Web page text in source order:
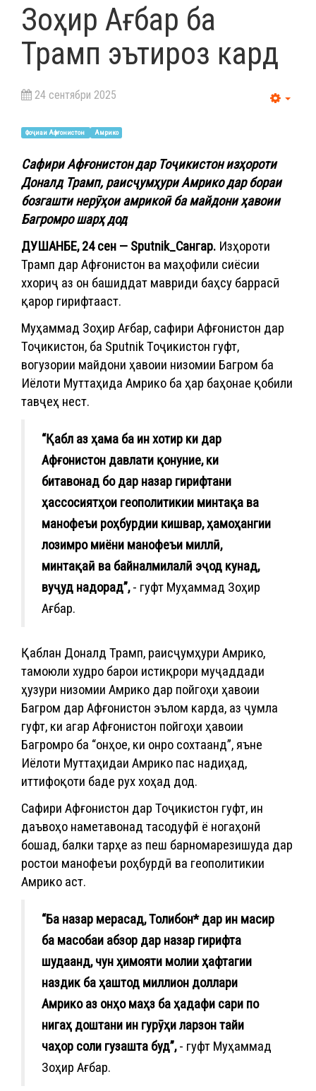
Зоҳир Ағбар ба
Трамп эътироз кард
24 сентябри 2025
Фоҷиаи Афғонистон Амрико
Сафири Афғонистон дар Тоҷикистон изҳороти
Доналд Трамп, раисҷумҳури Амрико дар бораи
бозгашти нерӯҳои амрикоӣ ба майдони ҳавоии
Багромро шарҳ дод
ДУШАНБЕ, 24 сен — Sputnik_Сангар. Изҳороти
Трамп дар Афғонистон ва маҳофили сиёсии
ххориҷ аз он башиддат мавриди баҳсу баррасӣ
қарор гирифтааст.
Муҳаммад Зоҳир Ағбар, сафири Афғонистон дар
Тоҷикистон, ба Sputnik Тоҷикистон гуфт,
вогузории майдони ҳавоии низомии Багром ба
Иёлоти Муттаҳида Амрико ба ҳар баҳонае қобили
тавҷеҳ нест.
“Қабл аз ҳама ба ин хотир ки дар
Афғонистон давлати қонуние, ки
битавонад бо дар назар гирифтани
ҳассосиятҳои геополитикии минтақа ва
манофеъи роҳбурдии кишвар, ҳамоҳангии
лозимро миёни манофеъи миллӣ,
минтақаӣ ва байналмилалӣ эҷод кунад,
вуҷуд надорад”,- гуфт Муҳаммад Зоҳир
Ағбар.
Қаблан Доналд Трамп, раисҷумҳури Амрико,
тамоюли худро барои истиқрори муҷаддади
ҳузури низомии Амрико дар пойгоҳи ҳавоии
Багром дар Афғонистон эълом карда, аз ҷумла
гуфт, ки агар Афғонистон пойгоҳи ҳавоии
Багромро ба “онҳое, ки онро сохтаанд”, яъне
Иёлоти Муттаҳидаи Амрико пас надиҳад,
иттифоқоти баде рух хоҳад дод.
Сафири Афғонистон дар Тоҷикистон гуфт, ин
даъвоҳо наметавонад тасодуфӣ ё ногаҳонӣ
бошад, балки тарҳе аз пеш барномарезишуда дар
ростои манофеъи роҳбурдӣ ва геополитикии
Амрико аст.
“Ба назар мерасад, Толибон* дар ин масир
ба масобаи абзор дар назар гирифта
шудаанд, чун ҳимояти молии ҳафтагии
наздик ба ҳаштод миллион доллари
Амрико аз онҳо маҳз ба ҳадафи сари по
нигаҳ доштани ин гурӯҳи ларзон тайи
чаҳор соли гузашта буд”,- гуфт Муҳаммад
Зоҳир Ағбар.